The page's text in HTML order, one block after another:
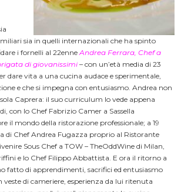
sia in quelli internazionali che ha spinto
i fornelli al 22enneAndrea Ferrara, Chef a
di giovanissimi– con un’età media di 23
dare vita a una cucina audace e sperimentale,
e che si impegna con entusiasmo. Andrea non
Caprera: il suo curriculum lo vede appena
con lo Chef Fabrizio Camer a Sassella
il mondo della ristorazione professionale; a 19
di Chef Andrea Fugazza proprio al Ristorante
Sous Chef a TOW – TheOddWine di Milan,
e lo Chef Filippo Abbattista. E ora il ritorno a
fatto di apprendimenti, sacrifici ed entusiasmo
veste di cameriere, esperienza da lui ritenuta